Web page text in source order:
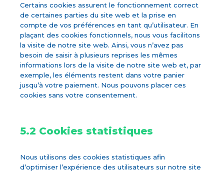
Certains cookies assurent le fonctionnement correct
de certaines parties du site web et la prise en
compte de vos préférences en tant qu’utilisateur. En
plaçant des cookies fonctionnels, nous vous facilitons
la visite de notre site web. Ainsi, vous n’avez pas
besoin de saisir à plusieurs reprises les mêmes
informations lors de la visite de notre site web et, par
exemple, les éléments restent dans votre panier
jusqu’à votre paiement. Nous pouvons placer ces
cookies sans votre consentement.
5.2 Cookies statistiques
Nous utilisons des cookies statistiques afin
d’optimiser l’expérience des utilisateurs sur notre site